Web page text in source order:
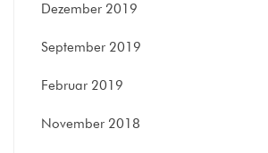
Dezember 2019
September 2019
Februar 2019
November 2018